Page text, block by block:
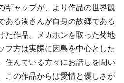
ギャップが、より作品の世界観
ある湊さんが自身の故郷である
た作品。メガホンを取った菊地
フ方は実際に因島を中心とした
住んでいる方々にお話しを聞い
この作品からは愛情と優しさが